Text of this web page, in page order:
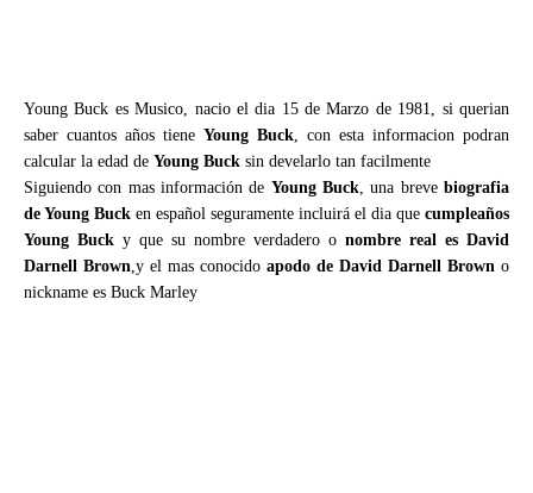
Young Buck es Musico, nacio el dia 15 de Marzo de 1981, si querian
saber cuantos años tiene Young Buck, con esta informacion podran
calcular la edad de Young Buck sin develarlo tan facilmente
Siguiendo con mas información de Young Buck, una brevebiografia
de Young Buck en español seguramente incluirá el dia que cumpleaños
Young Buck y que su nombre verdadero o nombre real es David
Darnell Brown,y el mas conocido apodo de David Darnell Brown o
nickname es Buck Marley